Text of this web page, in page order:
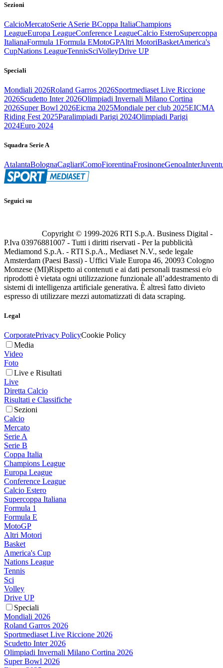
Sezioni
CalcioMercatoSerie ASerie BCoppa ItaliaChampions
LeagueEuropa LeagueConference LeagueCalcio EsteroSupercoppa
ItalianaFormula 1Formula EMotoGPAltri MotoriBasketAmerica's
CupNations LeagueTennisSciVolleyDrive UP
Speciali
Mondiali 2026Roland Garros 2026Sportmediaset Live Riccione
2026Scudetto Inter 2026Olimpiadi Invernali Milano Cortina
2026Super Bowl 2026Eicma 2025Mondiale per club 2025EICMA
Riding Fest 2025Paralimpiadi Parigi 2024Olimpiadi Parigi
2024Euro 2024
Squadra Serie A
AtalantaBolognaCagliariComoFiorentinaFrosinoneGenoaInter
Seguici su
Copyright © 1999-2026 RTI S.p.A. Business Digital -
P.Iva 03976881007 - Tutti i diritti riservati - Per la pubblicità
Mediamond S.p.A. - RTI S.p.A., Mediaset N.V., sede legale
Amsterdam (Paesi Bassi) - Uffici Viale Europa 46, 20093 Cologno
Monzese (MI)Rispetto ai contenuti e ai dati personali trasmessi e/o
riprodotti è vietata ogni utilizzazione funzionale all’addestramento di
sistemi di intelligenza artificiale generativa. È altresì fatto divieto
espresso di utilizzare mezzi automatizzati di data scraping.
Legal
CorporatePrivacy PolicyCookie Policy
Media
Video
Foto
Live e Risultati
Live
Diretta Calcio
Risultati e Classifiche
Sezioni
Calcio
Mercato
Serie A
Serie B
Coppa Italia
Champions League
Europa League
Conference League
Calcio Estero
Supercoppa Italiana
Formula 1
Formula E
MotoGP
Altri Motori
Basket
America's Cup
Nations League
Tennis
Sci
Volley
Drive UP
Speciali
Mondiali 2026
Roland Garros 2026
Sportmediaset Live Riccione 2026
Scudetto Inter 2026
Olimpiadi Invernali Milano Cortina 2026
Super Bowl 2026